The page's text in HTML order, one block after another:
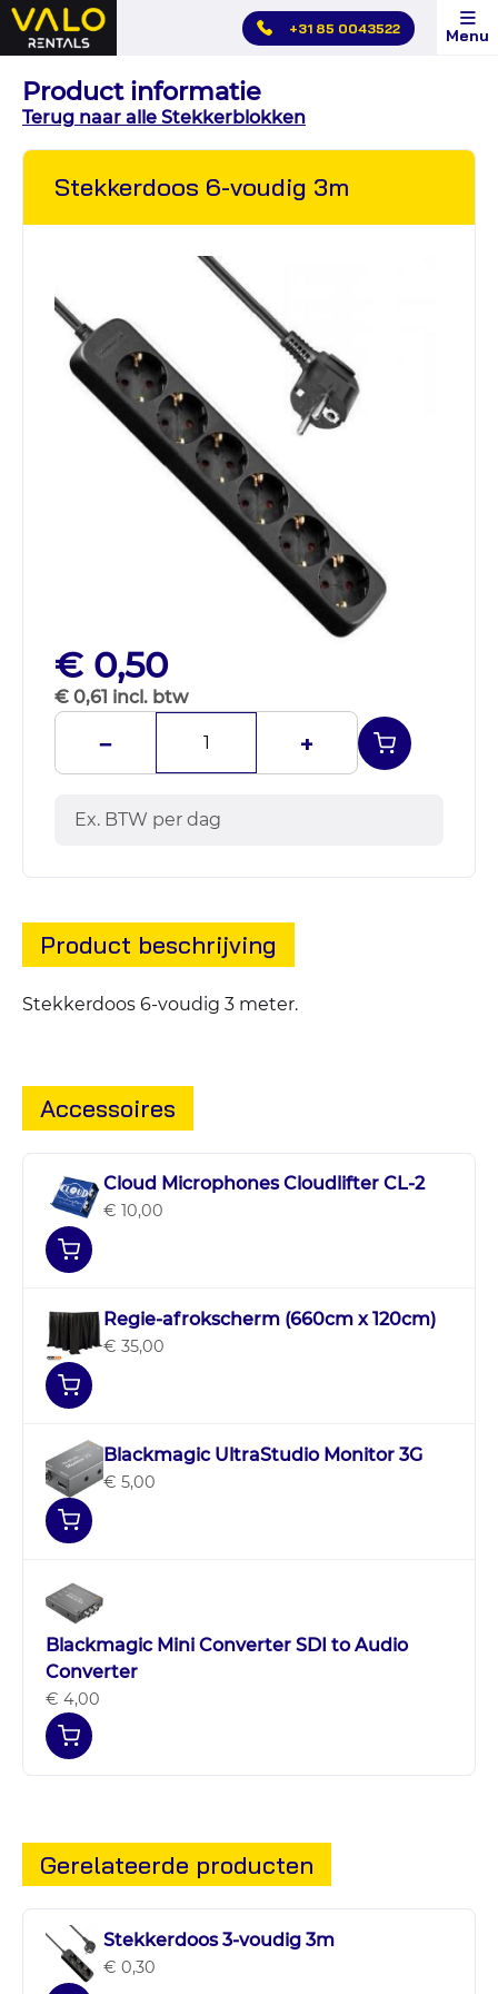
Hoofdmenu
overslaan
+31 85 0043522 Menu
Product informatie
Terug naar alle Stekkerblokken
Stekkerdoos 6-voudig 3m
€ 0,50
€ 0,61 incl. btw
− +
Ex. BTW per dag
Product beschrijving
Stekkerdoos 6-voudig 3 meter.
Accessoires
Cloud Microphones Cloudlifter CL-2
€ 10,00
Regie-afrokscherm (660cm x 120cm)
€ 35,00
Blackmagic UltraStudio Monitor 3G
€ 5,00
Blackmagic Mini Converter SDI to Audio
Converter
€ 4,00
Gerelateerde producten
Stekkerdoos 3-voudig 3m
€ 0,30